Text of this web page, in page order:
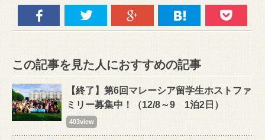
この記事を見た人におすすめの記事
【終了】第6回マレーシア留学生ホストファ
ミリー募集中！（12/8～9 1泊2日）
403view